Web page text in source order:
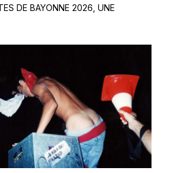
DE BAYONNE 2026, UNE